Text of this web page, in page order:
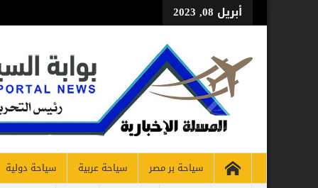
سياحة بر مصر سياحة عربية سياحة دولية طيران